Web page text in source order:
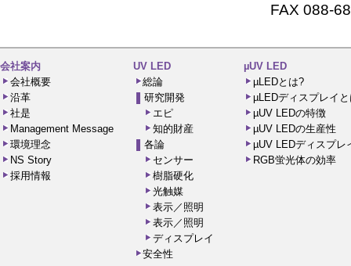
FAX 088-
会社案内
会社概要
沿革
社是
Management Message
環境理念
NS Story
採用情報
UV LED
総論
研究開発
エピ
知的財産
各論
センサー
樹脂硬化
光触媒
表示／照明
表示／照明
ディスプレイ
安全性
µUV LED
µLEDとは?
µLEDディスプレイ
µUV LEDの特徴
µUV LEDの生産性
µUV LEDディスプレ
RGB蛍光体の効率